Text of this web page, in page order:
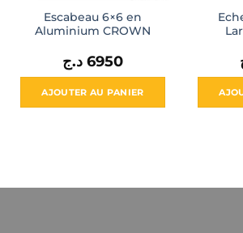
Escabeau 6×6 en
Aluminium CROWN
6950 د.ج
AJOUTER AU PANIER